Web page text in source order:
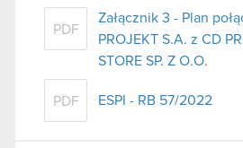
PDF
Załącznik 3 - Plan
PROJEKT S.A. z CD
STORE SP. Z O.O.
PDF ESPI - RB 57/2022